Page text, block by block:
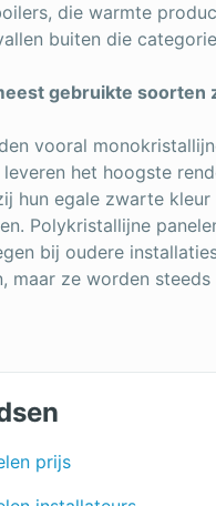
die warmte
buiten die
gebruikte soorten
vooral
het hoogste
hun egale zwarte
Polykristallijne
bij oudere
maar ze worden steeds
prijs